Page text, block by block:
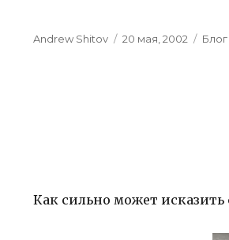
Author
Andrew Shitov
Posted
20 мая, 2002 Блог
Как сильно может исказить